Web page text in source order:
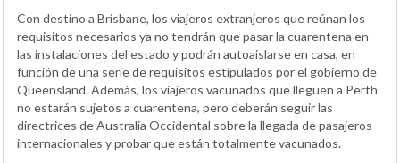
Con destino a Brisbane, los viajeros extranjeros que reúnan los
requisitos necesarios ya no tendrán que pasar la cuarentena en
las instalaciones del estado y podrán autoaislarse en casa, en
función de una serie de requisitos estipulados por el gobierno de
Queensland. Además, los viajeros vacunados que lleguen a Perth
no estarán sujetos a cuarentena, pero deberán seguir las
directrices de Australia Occidental sobre la llegada de pasajeros
internacionales y probar que están totalmente vacunados.